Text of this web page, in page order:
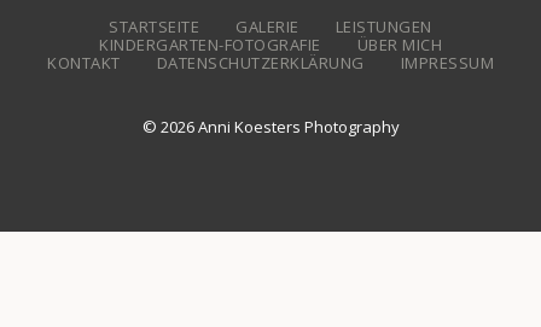
STARTSEITE GALERIE
LEISTUNGEN
KINDERGARTEN-FOTOGRAFIE
ÜBER MICH
KONTAKT
DATENSCHUTZERKLÄRUNG IMPRESSUM
© 2026 Anni Koesters Photography